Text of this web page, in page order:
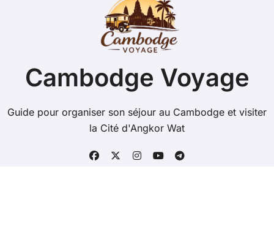
Cambodge Voyage
Guide pour organiser son séjour au Cambodge et visiter
la Cité d'Angkor Wat